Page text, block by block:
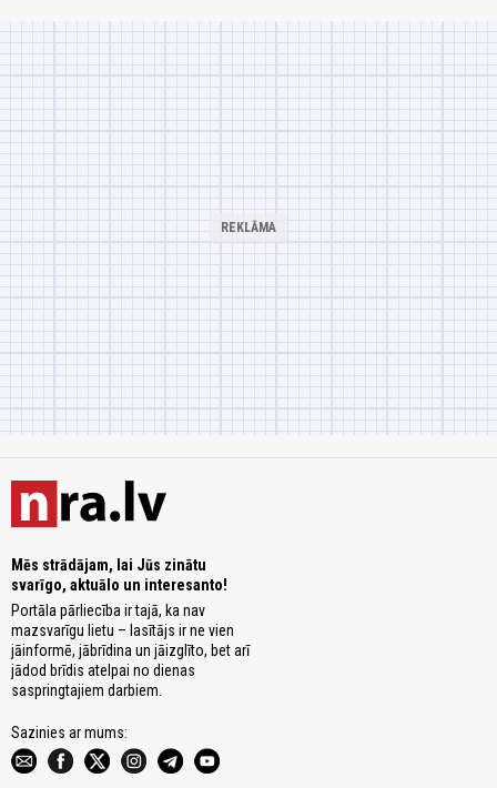
Mēs strādājam, lai Jūs zinātu
svarīgo, aktuālo un interesanto!
Portāla pārliecība ir tajā, ka nav
mazsvarīgu lietu – lasītājs ir ne vien
jāinformē, jābrīdina un jāizglīto, bet arī
jādod brīdis atelpai no dienas
saspringtajiem darbiem.
Sazinies ar mums: